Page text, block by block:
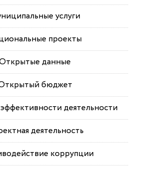
услуги
проекты
данные
бюджет
деятельности
деятельность
коррупции